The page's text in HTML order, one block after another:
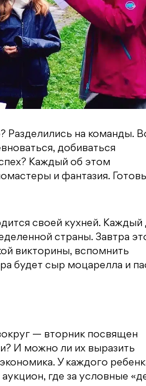
Разделились на команды.
добиваться
Каждый об этом
и фантазия.
своей кухней. Каждый
страны. Завтра
викторины, вспомнить
будет сыр моцарелла и
— вторник посвящен
И можно ли их выразить
У каждого
где за условные